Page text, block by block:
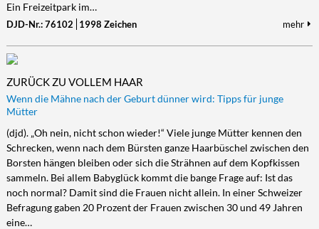
Ein Freizeitpark im…
DJD-Nr.: 76102 1998 Zeichen mehr
ZURÜCK ZU VOLLEM HAAR
Wenn die Mähne nach der Geburt dünner wird: Tipps für junge
Mütter
(djd). „Oh nein, nicht schon wieder!“ Viele junge Mütter kennen den
Schrecken, wenn nach dem Bürsten ganze Haarbüschel zwischen den
Borsten hängen bleiben oder sich die Strähnen auf dem Kopfkissen
sammeln. Bei allem Babyglück kommt die bange Frage auf: Ist das
noch normal? Damit sind die Frauen nicht allein. In einer Schweizer
Befragung gaben 20 Prozent der Frauen zwischen 30 und 49 Jahren
eine…